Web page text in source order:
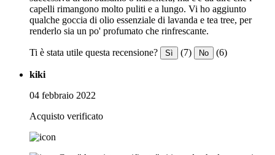
capelli rimangono molto puliti e a lungo. Vi ho aggiunto
qualche goccia di olio essenziale di lavanda e tea tree, per
renderlo sia un po' profumato che rinfrescante.
Ti è stata utile questa recensione? Sì (7) No (6)
kiki
04 febbraio 2022
Acquisto verificato